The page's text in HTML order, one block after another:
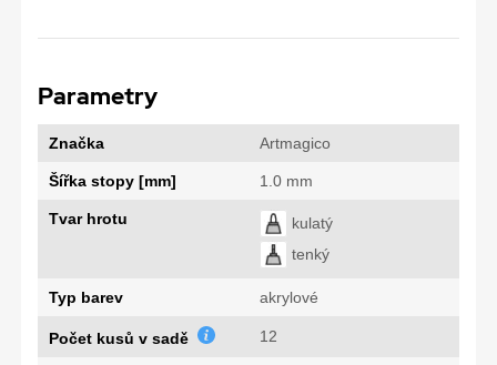
Parametry
Značka Artmagico
Šířka stopy [mm] 1.0 mm
Tvar hrotu
kulatý
tenký
Typ barev akrylové
Počet kusů v sadě 12